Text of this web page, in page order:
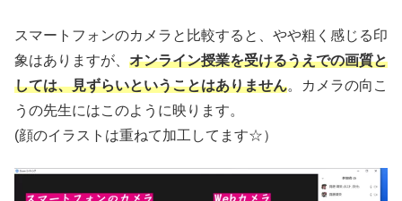
スマートフォンのカメラと比較すると、やや粗く感じる印
象はありますが、 オンライン授業を受けるうえでの画質と
しては、見ずらいということはありません。カメラの向こ
うの先生にはこのように映ります。
(顔のイラストは重ねて加工してます☆）